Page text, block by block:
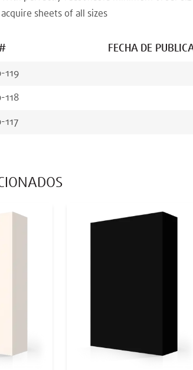
acquire sheets of all sizes
FECHA DE
119
118
117